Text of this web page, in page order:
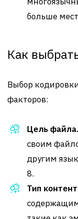
больше
Как
Выбор
факторов:
Цель файла.
своим
другим
8.
Тип